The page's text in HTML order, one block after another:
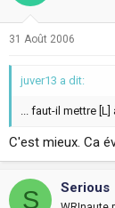
31 Août 2006
juver13 a dit:
... faut-il mettre
C'est mieux. Ca
S Serious